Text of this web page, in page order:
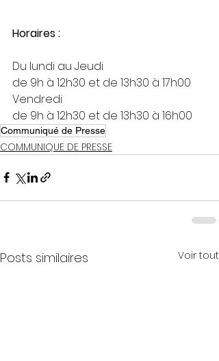
Horaires :
Du lundi au Jeudi
de 9h à 12h30 et de 13h30 à 17h00
Vendredi
de 9h à 12h30 et de 13h30 à 16h00
Communiqué de Presse
COMMUNIQUE DE PRESSE
Posts similaires Voir tout